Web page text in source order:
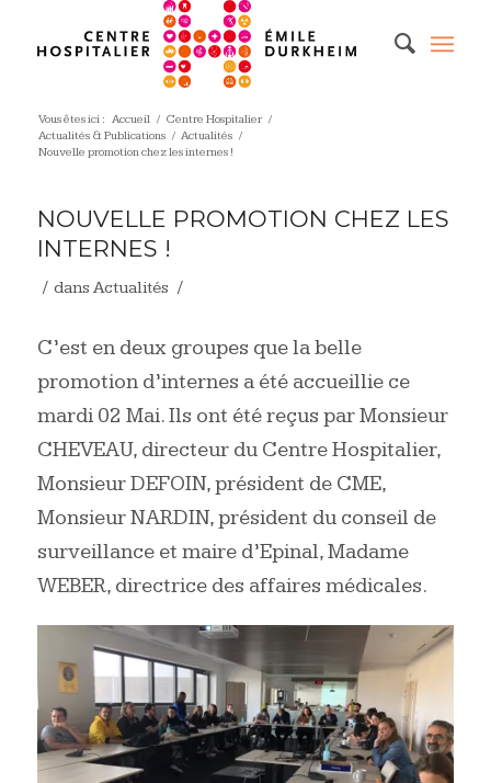
Vous êtes ici : Accueil / Centre Hospitalier /
Actualités & Publications / Actualités /
Nouvelle promotion chez les internes !
NOUVELLE PROMOTION CHEZ LES
INTERNES !
/ dans Actualités /
C’est en deux groupes que la belle
promotion d’internes a été accueillie ce
mardi 02 Mai. Ils ont été reçus par Monsieur
CHEVEAU, directeur du Centre Hospitalier,
Monsieur DEFOIN, président de CME,
Monsieur NARDIN, président du conseil de
surveillance et maire d’Epinal, Madame
WEBER, directrice des affaires médicales.